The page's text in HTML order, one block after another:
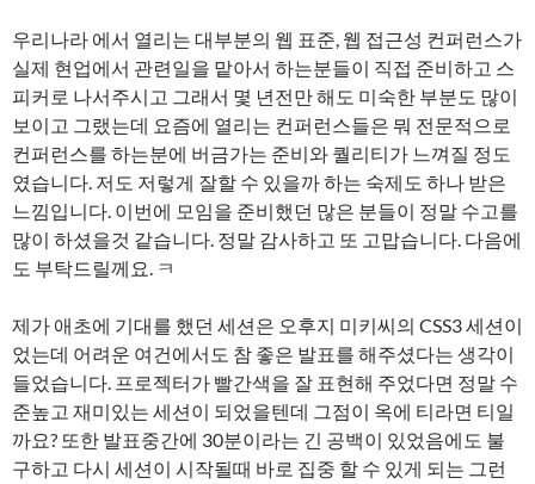
우리나라 에서 열리는 대부분의 웹 표준, 웹 접근성 컨퍼런스가
실제 현업에서 관련일을 맡아서 하는분들이 직접 준비하고 스
피커로 나서주시고 그래서 몇 년전만 해도 미숙한 부분도 많이
보이고 그랬는데 요즘에 열리는 컨퍼런스들은 뭐 전문적으로
컨퍼런스를 하는분에 버금가는 준비와 퀄리티가 느껴질 정도
였습니다. 저도 저렇게 잘할 수 있을까 하는 숙제도 하나 받은
느낌입니다. 이번에 모임을 준비했던 많은 분들이 정말 수고를
많이 하셨을것 같습니다. 정말 감사하고 또 고맙습니다. 다음에
도 부탁드릴께요. ㅋ
제가 애초에 기대를 했던 세션은 오후지 미키씨의 CSS3 세션이
었는데 어려운 여건에서도 참 좋은 발표를 해주셨다는 생각이
들었습니다. 프로젝터가 빨간색을 잘 표현해 주었다면 정말 수
준높고 재미있는 세션이 되었을텐데 그점이 옥에 티라면 티일
까요? 또한 발표중간에 30분이라는 긴 공백이 있었음에도 불
구하고 다시 세션이 시작될때 바로 집중 할 수 있게 되는 그런